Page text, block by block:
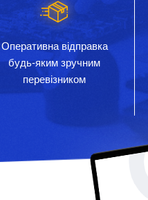
Оперативна відправка
будь-яким зручним
перевізником